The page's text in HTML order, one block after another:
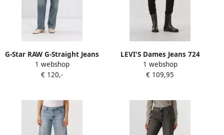
G-Star RAW G-Straight Jeans
Midden blauw Dames
1 webshop
€ 120,-
LEVI'S Dames Jeans 724
High Rise Straight Midnight
Gaze Zwart
1 webshop
€ 109,95